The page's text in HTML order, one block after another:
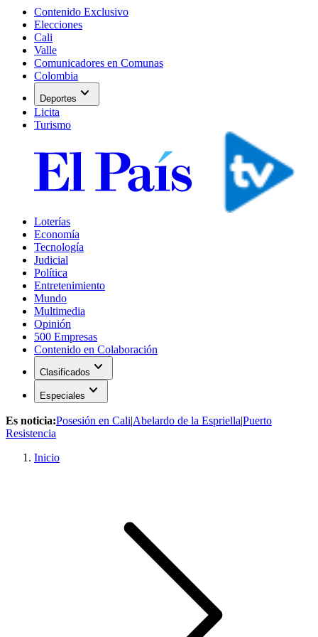
Contenido Exclusivo
Elecciones
Cali
Valle
Comunicadores en Comunas
Colombia
Deportes expand_more
Licita
Turismo
Loterías
Economía
Tecnología
Judicial
Política
Entretenimiento
Mundo
Multimedia
Opinión
500 Empresas
Contenido en Colaboración
Clasificados expand_more
Especiales expand_more
Es noticia:Posesión en Cali|Abelardo de la Espriella|Puerto
Resistencia
Inicio